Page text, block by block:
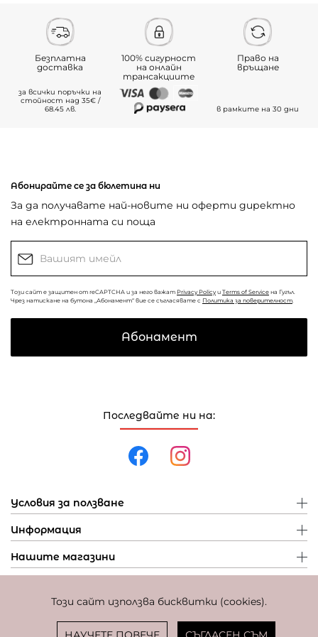
Този сайт използва бисквитки (cookies).
Безплатна
доставка
за всички поръчки на
стойност над 35€ /
68.45 лв.
100% сигурност
на онлайн
трансакциите
Право на
връщане
в рамките на 30 дни
Последвайте ни на:
Условия за ползване
Информация
Нашите магазини
Абонирайте се за бюлетина ни
За да получавате най-новите ни оферти директно
на електронната си поща
Този сайт е защитен от reCAPTCHA и за него важат Privacy Policy и Terms of Service на Гугъл.
Чрез натискане на бутона „Абонамент“ вие се съгласявате с Политика за поверителност
Абонамент
Фиксиран курс за превалутиране: 1 EUR = 1,95583 BGN